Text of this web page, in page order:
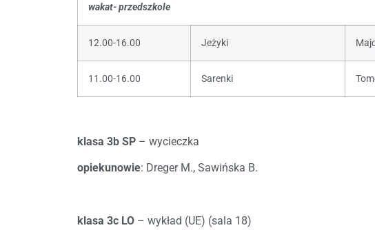
wakat- przedszkole
12.00-16.00 Jeżyki
11.00-16.00 Sarenki
klasa 3b SP – wycieczka
opiekunowie: Dreger M., Sawińska B.
klasa 3c LO – wykład (UE) (sala 18)